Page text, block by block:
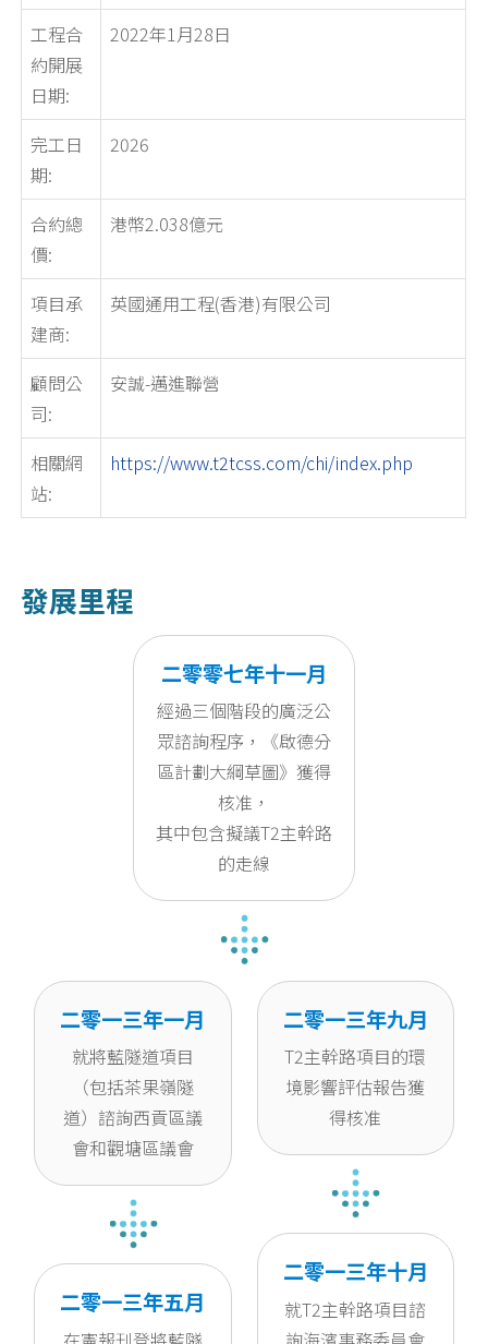
工程合
約開展
日期:
2022年1月28日
完工日
期:
2026
合約總
價:
港幣2.038億元
項目承
建商:
英國通用工程(香港)有限公司
顧問公
司:
安誠-邁進聯營
相關網
站:
https://www.t2tcss.com/chi/index.php
發展里程
二零零七年十一月
經過三個階段的廣泛公
眾諮詢程序，《啟德分
區計劃大綱草圖》獲得
核准，
其中包含擬議T2主幹路
的走線
二零一三年一月
就將藍隧道項目
（包括茶果嶺隧
道）諮詢西貢區議
會和觀塘區議會
二零一三年五月
二零一三年九月
T2主幹路項目的環
境影響評估報告獲
得核准
二零一三年十月
就T2主幹路項目諮